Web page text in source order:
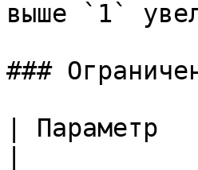
выше `1`
###
|